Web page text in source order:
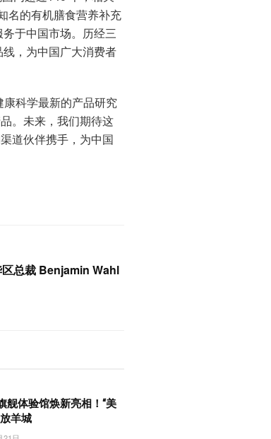
名的有机膳食营养补充
于中国市场。历经三
，为中国广大消费者
科学最新的产品研究
。未来，我们期待这
道伙伴携手，为中国
总裁 Benjamin Wahl
舰体验馆焕新亮相！“美
羊城